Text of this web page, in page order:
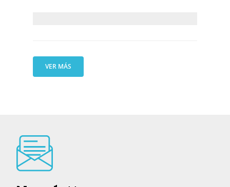
VER MÁS